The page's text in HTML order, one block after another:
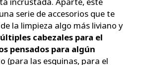
serie de accesorios que te
la limpieza algo más liviano y
cabezales para el
pensados para algún
(para las esquinas, para el